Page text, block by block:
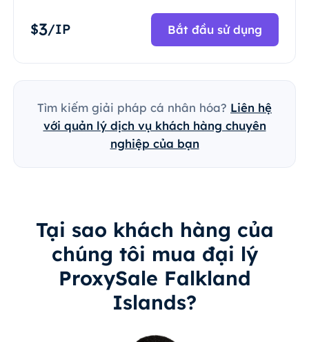
$3/IP Bắt đầu sử dụng
Tìm kiếm giải pháp cá nhân hóa? Liên hệ
với quản lý dịch vụ khách hàng chuyên
nghiệp của bạn
Tại sao khách hàng của
chúng tôi mua đại lý
ProxySale Falkland
Islands?